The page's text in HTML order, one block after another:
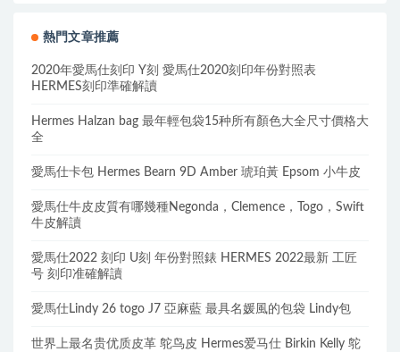
熱門文章推薦
2020年愛馬仕刻印 Y刻 愛馬仕2020刻印年份對照表
HERMES刻印準確解讀
Hermes Halzan bag 最年輕包袋15种所有顏色大全尺寸價格大
全
愛馬仕卡包 Hermes Bearn 9D Amber 琥珀黃 Epsom 小牛皮
愛馬仕牛皮皮質有哪幾種Negonda，Clemence，Togo，Swift
牛皮解讀
愛馬仕2022 刻印 U刻 年份對照錶 HERMES 2022最新 工匠
号 刻印准確解讀
愛馬仕Lindy 26 togo J7 亞麻藍 最具名媛風的包袋 Lindy包
世界上最名贵优质皮革 鸵鸟皮 Hermes爱马仕 Birkin Kelly 鸵